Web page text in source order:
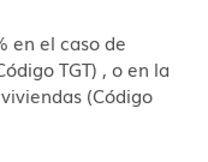
en el caso de
TGT) , o en la
(Código